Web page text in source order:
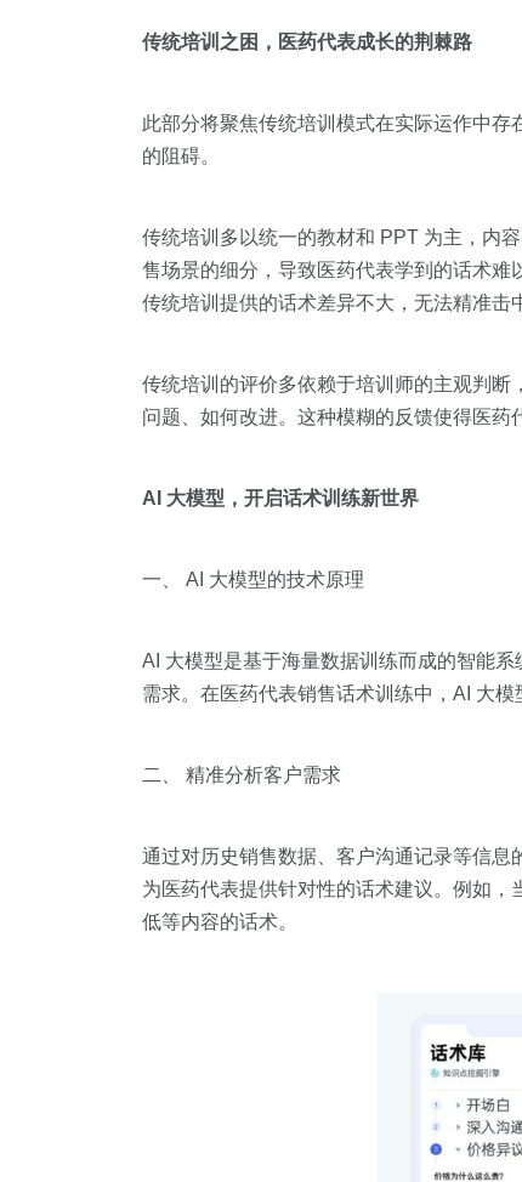
传统培训之困，医药代表成长的荆棘路
此部分将聚焦传统培训模式在实际运作中
的阻碍。
传统培训多以统一的教材和 PPT 为主，内
售场景的细分，导致医药代表学到的话术难
传统培训提供的话术差异不大，无法精准击
传统培训的评价多依赖于培训师的主观判
问题、如何改进。这种模糊的反馈使得医药
AI 大模型，开启话术训练新世界
一、 AI 大模型的技术原理
AI 大模型是基于海量数据训练而成的智能
需求。在医药代表销售话术训练中，AI 大
二、 精准分析客户需求
通过对历史销售数据、客户沟通记录等信
为医药代表提供针对性的话术建议。例如
低等内容的话术。